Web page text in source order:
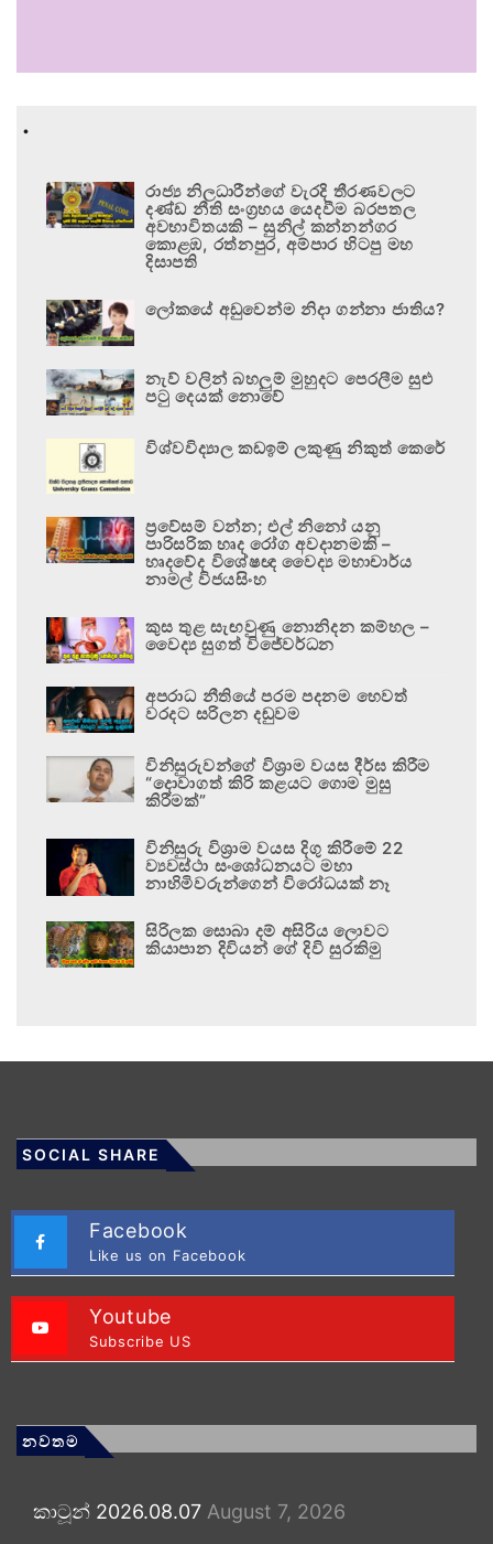
.
රාජ්‍ය නිලධාරීන්ගේ වැරදි තීරණවලට
දණ්ඩ නීති සංග්‍රහය යෙදවීම බරපතල
අවභාවිතයකි – සුනිල් කන්නන්ගර
කොළඹ, රත්නපුර, අම්පාර හිටපු මහ
දිසාපති
ලෝකයේ අඩුවෙන්ම නිදා ගන්නා ජාතිය?
නැව් වලින් බහලුම් මුහුදට පෙරලීම සුළු
පටු දෙයක් නොවේ
විශ්වවිද්‍යාල කඩඉම් ලකුණු නිකුත් කෙරේ
ප්‍රවේසම් වන්න; එල් නිනෝ යනු
පාරිසරික හෘද රෝග අවදානමකි –
හෘදවේද විශේෂඥ වෛද්‍ය මහාචාර්ය
නාමල් විජයසිංහ
කුස තුළ සැඟවුණු නොනිදන කම්හල –
වෛද්‍ය සුගත් විජේවර්ධන
අපරාධ නීතියේ පරම පදනම හෙවත්
වරදට සරිලන දඬුවම
විනිසුරුවන්ගේ විශ්‍රාම වයස දීර්ඝ කිරීම
“දොවාගත් කිරි කළයට ගොම මුසු
කිරීමක්”
විනිසුරු විශ්‍රාම වයස දිගු කිරීමේ 22
ව්‍යවස්ථා සංශෝධනයට මහා
නාහිමිවරුන්ගෙන් විරෝධයක් නෑ
සිරිලක සොබා දම් අසිරිය ලොවට
කියාපාන දිවියන් ගේ දිවි සුරකිමු
SOCIAL SHARE
Facebook
Like us on Facebook
Youtube
Subscribe US
නවතම
කාටූන් 2026.08.07 August 7, 2026